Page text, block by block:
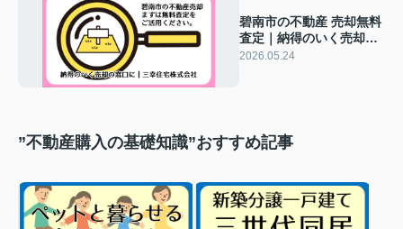
碧南市の不動産 売却無料
査定｜納得のいく売却の
窓口に
2026.05.24
”不動産購入の基礎知識”おすすめ記事